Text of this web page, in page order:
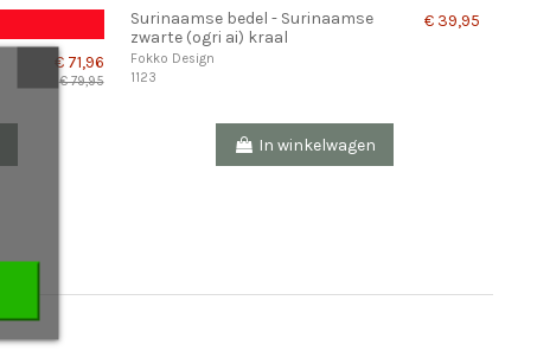
€ 71,96
€ 79,95
Surinaamse bedel - Surinaamse
zwarte (ogri ai) kraal
Fokko Design
1123
€ 39,95
In winkelwagen